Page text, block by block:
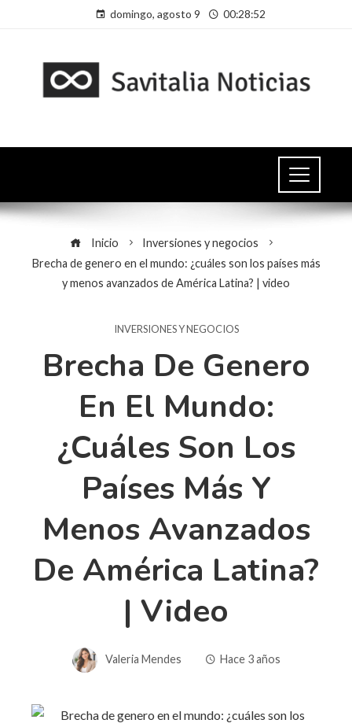
domingo, agosto 9 00:28:52
Inicio
Inversiones y negocios
Brecha de genero en el mundo: ¿cuáles son los países más
y menos avanzados de América Latina? | video
INVERSIONES Y NEGOCIOS
Brecha De Genero
En El Mundo:
¿cuáles Son Los
Países Más Y
Menos Avanzados
De América Latina?
| Video
Valeria Mendes Hace 3 años